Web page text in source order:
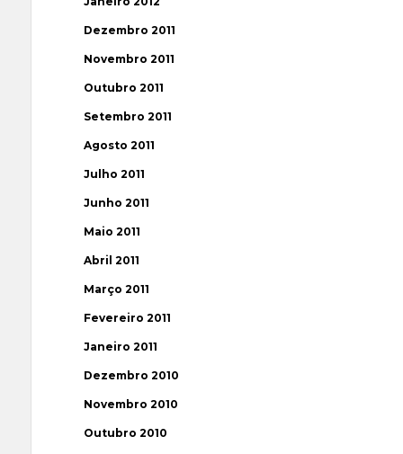
Dezembro 2011
Novembro 2011
Outubro 2011
Setembro 2011
Agosto 2011
Julho 2011
Junho 2011
Maio 2011
Abril 2011
Março 2011
Fevereiro 2011
Janeiro 2011
Dezembro 2010
Novembro 2010
Outubro 2010